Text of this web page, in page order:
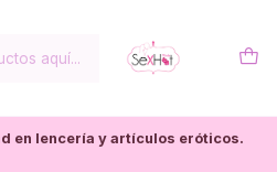
en lencería y artículos eróticos.